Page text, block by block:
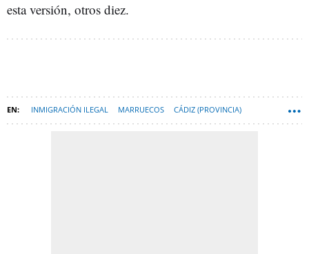
esta versión, otros diez.
INMIGRACIÓN ILEGAL MARRUECOS CÁDIZ (PROVINCIA)